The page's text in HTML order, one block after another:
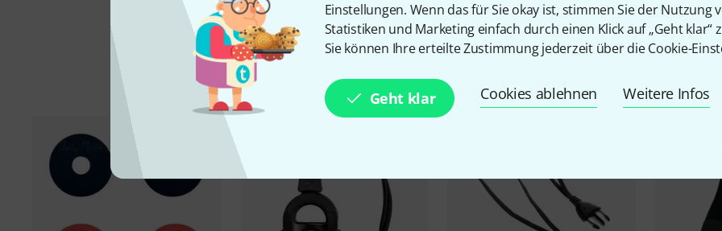
Einstellungen. Wenn das für Sie okay ist, stimmen Sie der Nutzung
Statistiken und Marketing einfach durch einen Klick auf „Geht klar“
Sie können Ihre erteilte Zustimmung jederzeit über die Cookie-
Geht klar Cookies ablehnen Weitere Infos
Zubehör & passende